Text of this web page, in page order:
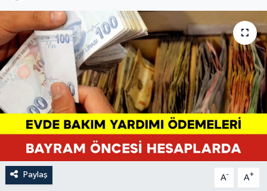
Paylaş A- A+